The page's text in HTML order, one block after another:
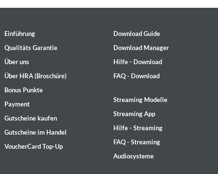
Einführung
Qualitäts Garantie
Über uns
Über HRA (Broschüre)
Bonus Punkte
Payment
Gutscheine kaufen
Gutscheine im Handel
VoucherCard Top-Up
Download Guide
Download Manager
Hilfe - Download
FAQ - Download
Streaming Modelle
Streaming App
Hilfe - Streaming
FAQ - Streaming
Audiosysteme